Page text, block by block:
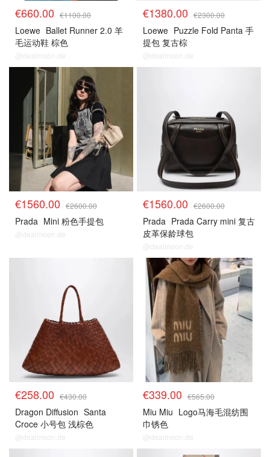
€660.00 €1100.00
Loewe Ballet Runner 2.0 羊
毛运动鞋 棕色
@dealmoon.de
€1380.00 €2300.00
Loewe Puzzle Fold Panta 手
提包 复古棕
@dealmoon.de
€1560.00 €2600.00
Prada Mini 粉色手提包
@dealmoon.de
€1560.00 €2600.00
Prada Prada Carry mini 复古
皮革保龄球包
@dealmoon.de
€258.00 €430.00
Dragon Diffusion Santa
Croce 小号包 浅棕色
@dealmoon.de
€339.00 €565.00
Miu Miu Logo马海毛混纺围
巾锈色
@dealmoon.de